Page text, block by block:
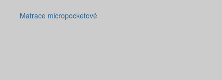
Matrace micropocketové